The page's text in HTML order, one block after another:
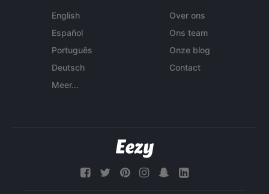
English
Español
Português
Deutsch
Meer...
Over ons
Ons team
Onze blog
Contact